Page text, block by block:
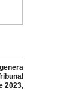
2023,